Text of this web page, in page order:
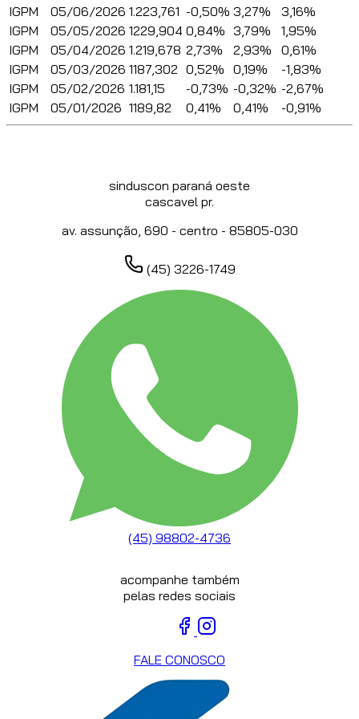
IGPM
05/06/2026 1.223,761 -0,50% 3,27%
3,16%
IGPM
05/05/2026 1229,904 0,84% 3,79%
1,95%
IGPM
05/04/2026 1.219,678 2,73% 2,93%
0,61%
IGPM
05/03/2026 1187,302 0,52% 0,19%
-1,83%
IGPM
05/02/2026 1.181,15 -0,73% -0,32% -2,67%
IGPM
05/01/2026 1189,82 0,41% 0,41% -0,91%
sinduscon paraná oeste
cascavel pr.
av. assunção, 690 - centro - 85805-030
(45) 3226-1749
(45) 98802-4736
acompanhe também
pelas redes sociais
FALE CONOSCO